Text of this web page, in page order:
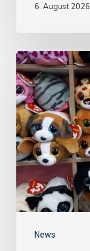
6. August 2026
News